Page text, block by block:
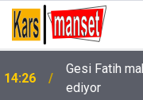
14:26
Gesi Fatih
14:25
Kocaeli’de